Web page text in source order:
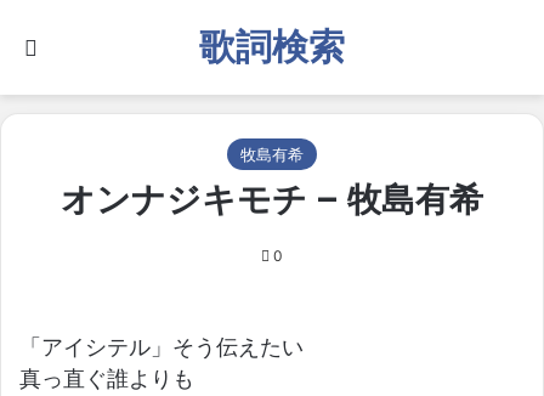
歌詞検索
牧島有希
オンナジキモチ – 牧島有希
0
「アイシテル」そう伝えたい
真っ直ぐ誰よりも